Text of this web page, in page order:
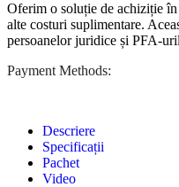
Oferim o soluție de achiziție
alte costuri suplimentare.
persoanelor juridice și PFA-
Payment Methods:
Descriere
Specificații
Pachet
Video